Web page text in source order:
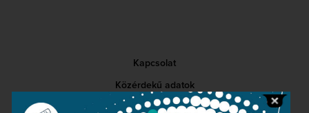
Kapcsolat
Közérdekű adatok
Sajtószoba